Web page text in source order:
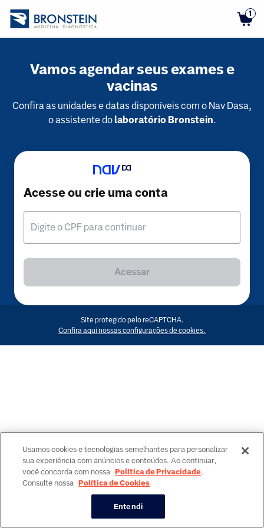
1
Vamos agendar seus exames e
vacinas
Confira as unidades e datas disponíveis com o Nav Dasa,
o assistente dolaboratório Bronstein.
Acesse ou crie uma conta
Digite o CPF para continuar
Acessar
Site protegido pelo reCAPTCHA.
Confira aqui nossas configurações de cookies.
Usamos cookies e tecnologias semelhantes para personalizar
sua experiência com anúncios e conteúdos. Ao continuar,
você concorda com nossa Política de Privacidade.
Consulte nossa Política de Cookies
Entendi